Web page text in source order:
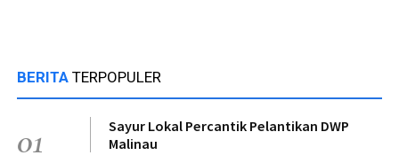
BERITA TERPOPULER
01
Sayur Lokal Percantik Pelantikan DWP
Malinau